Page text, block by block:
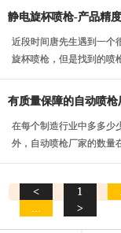
静电旋杯喷枪-产品精
近段时间唐先生遇到一个
旋杯喷枪，但是找到的喷
有质量保障的自动喷枪
在每个制造行业中多多少
外，自动喷枪厂家的数量
< 1
>